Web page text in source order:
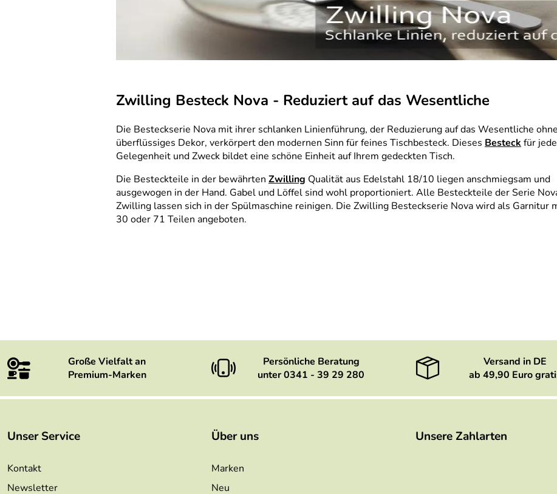
Zwilling Besteck Nova - Reduziert auf das Wesentliche
Die Besteckserie Nova mit ihrer schlanken Linienführung, der Reduzierung auf das Wesentliche ohne
überflüssiges Dekor, verkörpert den modernen Sinn für feines Tischbesteck. Dieses Besteck für jede
Gelegenheit und Zweck bildet eine schöne Einheit auf Ihrem gedeckten Tisch.
Die Besteckteile in der bewährten Zwilling Qualität aus Edelstahl 18/10 liegen anschmiegsam und
ausgewogen in der Hand. Gabel und Löffel sind wohl proportioniert. Alle Besteckteile der Serie
Zwilling lassen sich in der Spülmaschine reinigen. Die Zwilling Besteckserie Nova wird als Garnitur
30 oder 71 Teilen angeboten.
Große Vielfalt an
Premium-Marken
Persönliche Beratung
unter 0341 - 39 29 280
Versand in DE
ab 49,90 Euro
Unser Service
Kontakt
Newsletter
Über uns
Marken
Neu
Unsere Zahlarten